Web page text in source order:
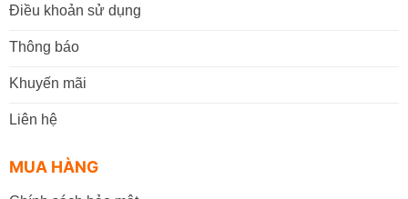
Điều khoản sử dụng
Thông báo
Khuyến mãi
Liên hệ
MUA HÀNG